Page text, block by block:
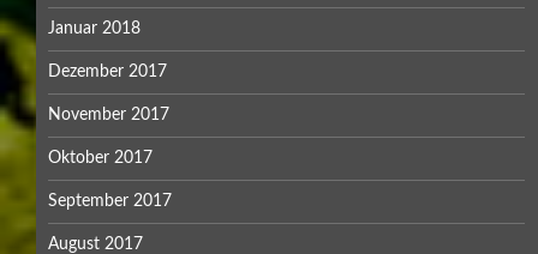
Januar 2018
Dezember 2017
November 2017
Oktober 2017
September 2017
August 2017